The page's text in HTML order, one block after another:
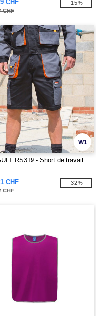
CHF
CHF
-15%
W1
RS319 - Short de travail
CHF
CHF
-32%